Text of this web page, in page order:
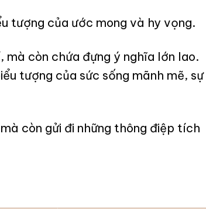
tượng của ước mong và hy vọng.
còn chứa đựng ý nghĩa lớn lao.
tượng của sức sống mãnh mẽ, sự
còn gửi đi những thông điệp tích